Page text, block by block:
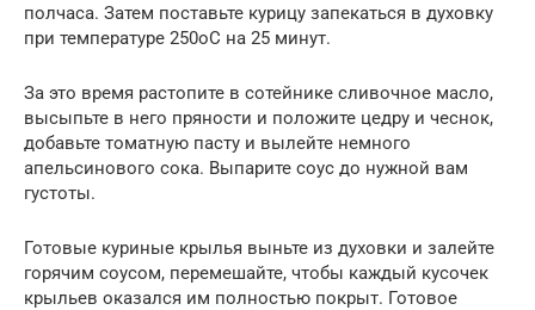
полчаса. Затем поставьте курицу запекаться в духовку
при температуре 250оС на 25 минут.
За это время растопите в сотейнике сливочное масло,
высыпьте в него пряности и положите цедру и чеснок,
добавьте томатную пасту и вылейте немного
апельсинового сока. Выпарите соус до нужной вам
густоты.
Готовые куриные крылья выньте из духовки и залейте
горячим соусом, перемешайте, чтобы каждый кусочек
крыльев оказался им полностью покрыт. Готовое